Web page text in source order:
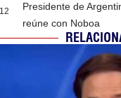
Presidente de
reúne con Noboa